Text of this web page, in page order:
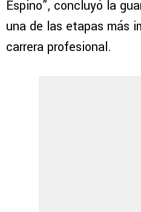
Espino”, concluyó la
una de las etapas más
carrera profesional.